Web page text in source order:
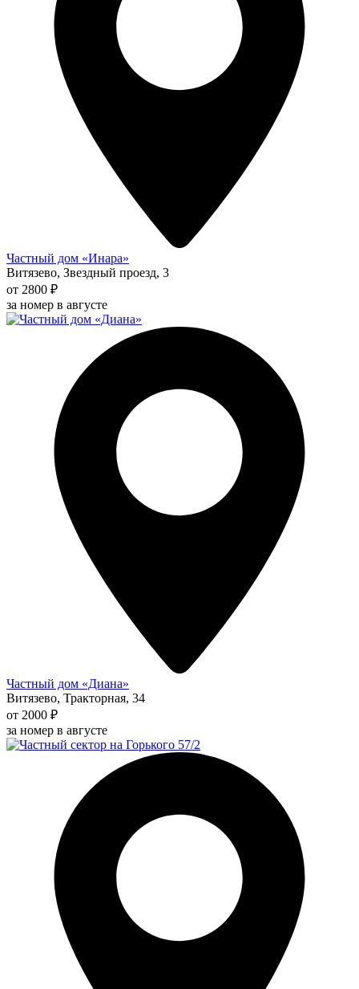
Частный дом «Инара»
Витязево, Звездный проезд, 3
от 2800 ₽
за номер в августе
Частный дом «Диана»
Витязево, Тракторная, 34
от 2000 ₽
за номер в августе